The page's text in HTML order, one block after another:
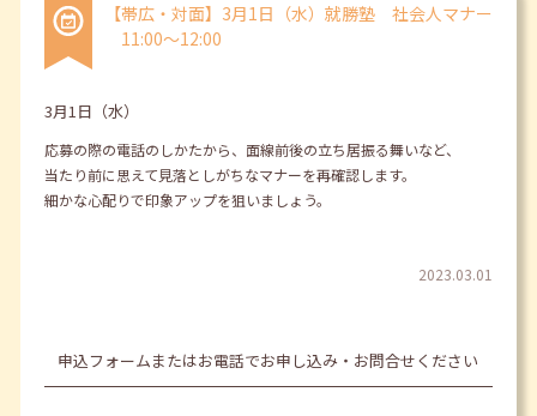
【帯広・対面】3月1日（水）就勝塾 社会人マナー
11:00～12:00
3月1日（水）
応募の際の電話のしかたから、面線前後の立ち居振る舞いなど、
当たり前に思えて見落としがちなマナーを再確認します。
細かな心配りで印象アップを狙いましょう。
2023.03.01
申込フォームまたはお電話でお申し込み・お問合せください